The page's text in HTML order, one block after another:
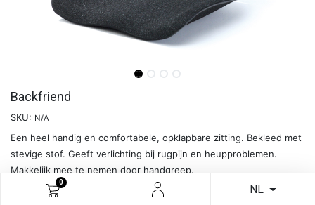
0
NL
Backfriend
SKU: N/A
Een heel handig en comfortabele, opklapbare zitting. Bekleed met
stevige stof. Geeft verlichting bij rugpijn en heupproblemen.
Makkelijk mee te nemen door handgreep.
Backfriend, ingeklapt 53 x 42 x 12 cm.